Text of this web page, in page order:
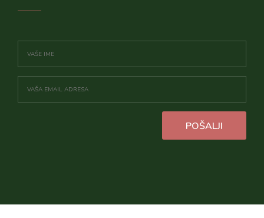
POŠALJI